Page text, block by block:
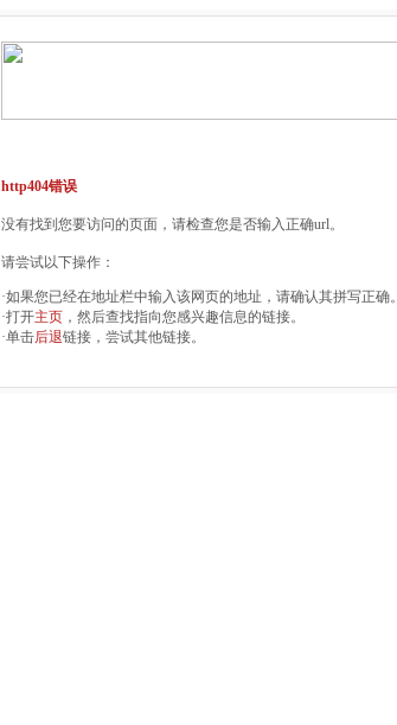
http404错误
没有找到您要访问的页面，请检查您是否输入正确url。
请尝试以下操作：
·如果您已经在地址栏中输入该网页的地址，请确认其拼写正确。
·打开主页 ，然后查找指向您感兴趣信息的链接。
·单击后退链接，尝试其他链接。